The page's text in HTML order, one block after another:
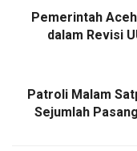
Pemerintah
dalam Revisi
Patroli Malam
Sejumlah